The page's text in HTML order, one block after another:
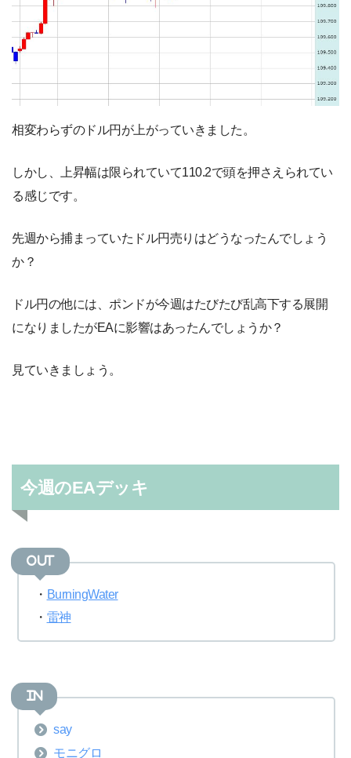
相変わらずのドル円が上がっていきました。
しかし、上昇幅は限られていて110.2で頭を押さえられてい
る感じです。
先週から捕まっていたドル円売りはどうなったんでしょう
か？
ドル円の他には、ポンドが今週はたびたび乱高下する展開
になりましたがEAに影響はあったんでしょうか？
見ていきましょう。
今週のEAデッキ
OUT
・ BurningWater
・ 雷神
IN
say
モニグロ